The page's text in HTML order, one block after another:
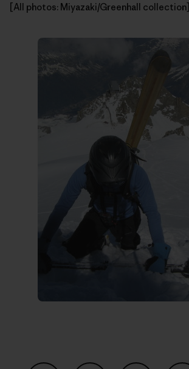
[All photos: Miyazaki/Greenhall collection]